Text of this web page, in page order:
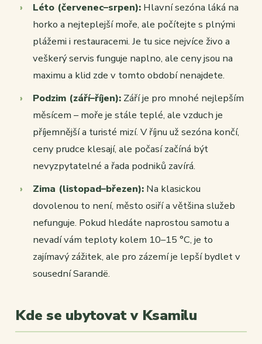
Léto (červenec–srpen): Hlavní sezóna láká na
horko a nejteplejší moře, ale počítejte s plnými
plážemi i restauracemi. Je tu sice nejvíce živo a
veškerý servis funguje naplno, ale ceny jsou na
maximu a klid zde v tomto období nenajdete.
Podzim (září–říjen): Září je pro mnohé nejlepším
měsícem – moře je stále teplé, ale vzduch je
příjemnější a turisté mizí. V říjnu už sezóna končí,
ceny prudce klesají, ale počasí začíná být
nevyzpytatelné a řada podniků zavírá.
Zima (listopad–březen): Na klasickou
dovolenou to není, město osiří a většina služeb
nefunguje. Pokud hledáte naprostou samotu a
nevadí vám teploty kolem 10–15 °C, je to
zajímavý zážitek, ale pro zázemí je lepší bydlet v
sousední Sarandë.
Kde se ubytovat v Ksamilu